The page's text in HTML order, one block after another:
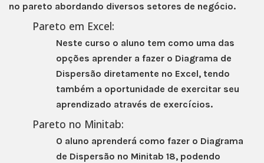
no pareto abordando diversos setores de negócio.
Pareto em Excel:
Neste curso o aluno tem como uma das
opções aprender a fazer o Diagrama de
Dispersão diretamente no Excel, tendo
também a oportunidade de exercitar seu
aprendizado através de exercícios.
Pareto no Minitab:
O aluno aprenderá como fazer o Diagrama
de Dispersão no Minitab 18, podendo